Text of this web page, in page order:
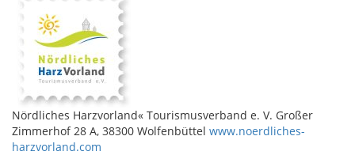
Nördliches Harzvorland« Tourismusverband e. V. Großer
Zimmerhof 28 A, 38300 Wolfenbüttel www.noerdliches-
harzvorland.com